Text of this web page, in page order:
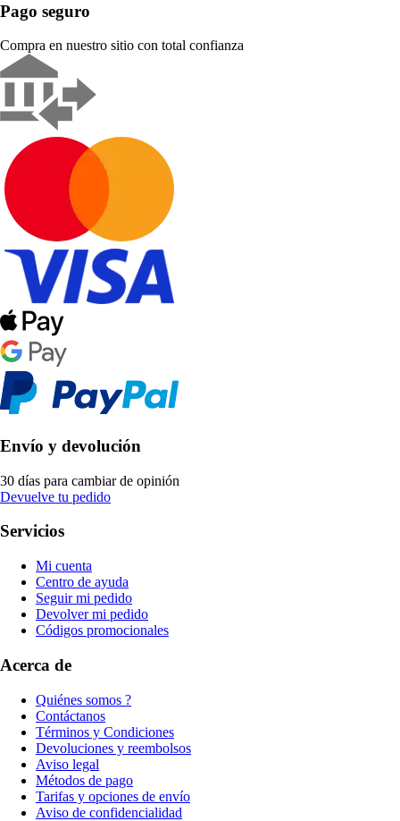
Pago seguro
Compra en nuestro sitio con total confianza
Envío y devolución
30 días para cambiar de opinión
Devuelve tu pedido
Servicios
Mi cuenta
Centro de ayuda
Seguir mi pedido
Devolver mi pedido
Códigos promocionales
Acerca de
Quiénes somos ?
Contáctanos
Términos y Condiciones
Devoluciones y reembolsos
Aviso legal
Métodos de pago
Tarifas y opciones de envío
Aviso de confidencialidad